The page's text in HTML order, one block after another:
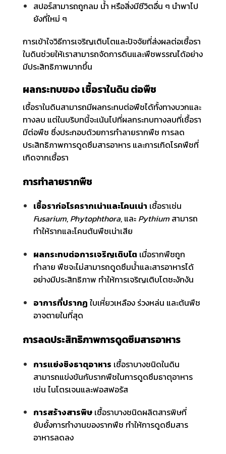
สปอร์สามารถถูกลม น้ำ หรือสิ่งมีชีวิตอื่น ๆ นำพาไป
ยังที่ใหม่ ๆ
การเข้าใจวิธีการเจริญเติบโตและปัจจัยที่ส่งผลต่อเชื้อรา
ในดินช่วยให้เราสามารถจัดการดินและพืชพรรณได้อย่าง
มีประสิทธิภาพมากขึ้น
ผลกระทบของ เชื้อราในดิน ต่อพืช
เชื้อราในดินสามารถมีผลกระทบต่อพืชได้ทั้งทางบวกและ
ทางลบ แต่ในบริบทนี้จะเน้นไปที่ผลกระทบทางลบที่เชื้อรา
มีต่อพืช ซึ่งประกอบด้วยการทำลายรากพืช การลด
ประสิทธิภาพการดูดซึมสารอาหาร และการเกิดโรคพืชที่
เกิดจากเชื้อรา
การทำลายรากพืช
เชื้อราก่อโรครากเน่าและโคนเน่า เชื้อราเช่น
Fusarium, Phytophthora, และ Pythiumสามารถ
ทำให้รากและโคนต้นพืชเน่าเสีย
ผลกระทบต่อการเจริญเติบโต เมื่อรากพืชถูก
ทำลาย พืชจะไม่สามารถดูดซึมน้ำและสารอาหารได้
อย่างมีประสิทธิภาพ ทำให้การเจริญเติบโตชะงักงัน
อาการที่ปรากฏ ใบเหี่ยวเหลือง ร่วงหล่น และต้นพืช
อาจตายในที่สุด
การลดประสิทธิภาพการดูดซึมสารอาหาร
การแย่งชิงธาตุอาหาร เชื้อราบางชนิดในดิน
สามารถแข่งขันกับรากพืชในการดูดซึมธาตุอาหาร
เช่น ไนโตรเจนและฟอสฟอรัส
การสร้างสารพิษเชื้อราบางชนิดผลิตสารพิษที่
ยับยั้งการทำงานของรากพืช ทำให้การดูดซึมสาร
อาหารลดลง